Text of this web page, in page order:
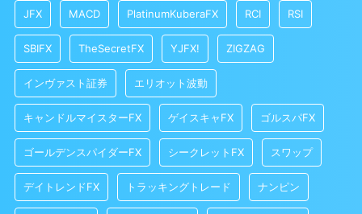
JFX MACD PlatinumKuberaFX RCI RSI
SBIFX TheSecretFX YJFX! ZIGZAG
インヴァスト証券 エリオット波動
キャンドルマイスターFX ゲイスキャFX ゴルスパFX
ゴールデンスパイダーFX シークレットFX スワップ
デイトレンドFX トラッキングトレード ナンピン